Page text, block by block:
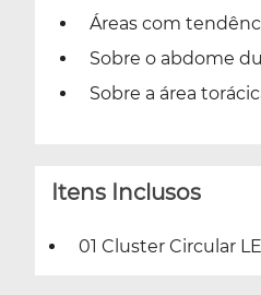
Áreas com
Sobre o abdome
Sobre a área
Itens Inclusos
01 Cluster Circular